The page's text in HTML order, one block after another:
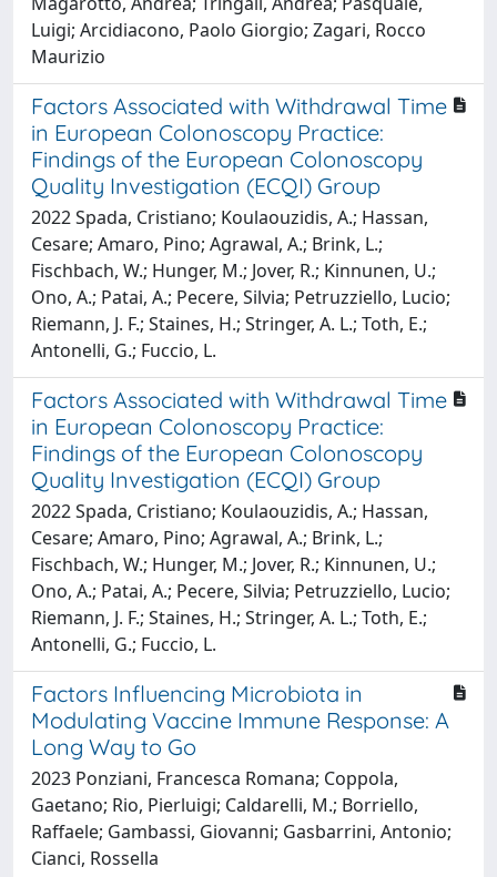
Luigi; Arcidiacono, Paolo Giorgio; Zagari, Rocco
Maurizio
Factors Associated with Withdrawal Time
in European Colonoscopy Practice:
Findings of the European Colonoscopy
Quality Investigation (ECQI) Group
2022 Spada, Cristiano; Koulaouzidis, A.; Hassan,
Cesare; Amaro, Pino; Agrawal, A.; Brink, L.;
Fischbach, W.; Hunger, M.; Jover, R.; Kinnunen, U.;
Ono, A.; Patai, A.; Pecere, Silvia; Petruzziello, Lucio;
Riemann, J. F.; Staines, H.; Stringer, A. L.; Toth, E.;
Antonelli, G.; Fuccio, L.
Factors Associated with Withdrawal Time
in European Colonoscopy Practice:
Findings of the European Colonoscopy
Quality Investigation (ECQI) Group
2022 Spada, Cristiano; Koulaouzidis, A.; Hassan,
Cesare; Amaro, Pino; Agrawal, A.; Brink, L.;
Fischbach, W.; Hunger, M.; Jover, R.; Kinnunen, U.;
Ono, A.; Patai, A.; Pecere, Silvia; Petruzziello, Lucio;
Riemann, J. F.; Staines, H.; Stringer, A. L.; Toth, E.;
Antonelli, G.; Fuccio, L.
Factors Influencing Microbiota in
Modulating Vaccine Immune Response: A
Long Way to Go
2023 Ponziani, Francesca Romana; Coppola,
Gaetano; Rio, Pierluigi; Caldarelli, M.; Borriello,
Raffaele; Gambassi, Giovanni; Gasbarrini, Antonio;
Cianci, Rossella